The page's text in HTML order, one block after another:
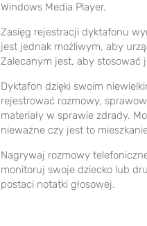
Windows Media Player.
Zasięg rejestracji dyktafonu
jest jednak możliwym, aby
Zalecanym jest, aby stosować
Dyktafon dzięki swoim
rejestrować rozmowy,
materiały w sprawie zdrady.
nieważne czy jest to
Nagrywaj rozmowy
monitoruj swoje dziecko lub
postaci notatki głosowej.